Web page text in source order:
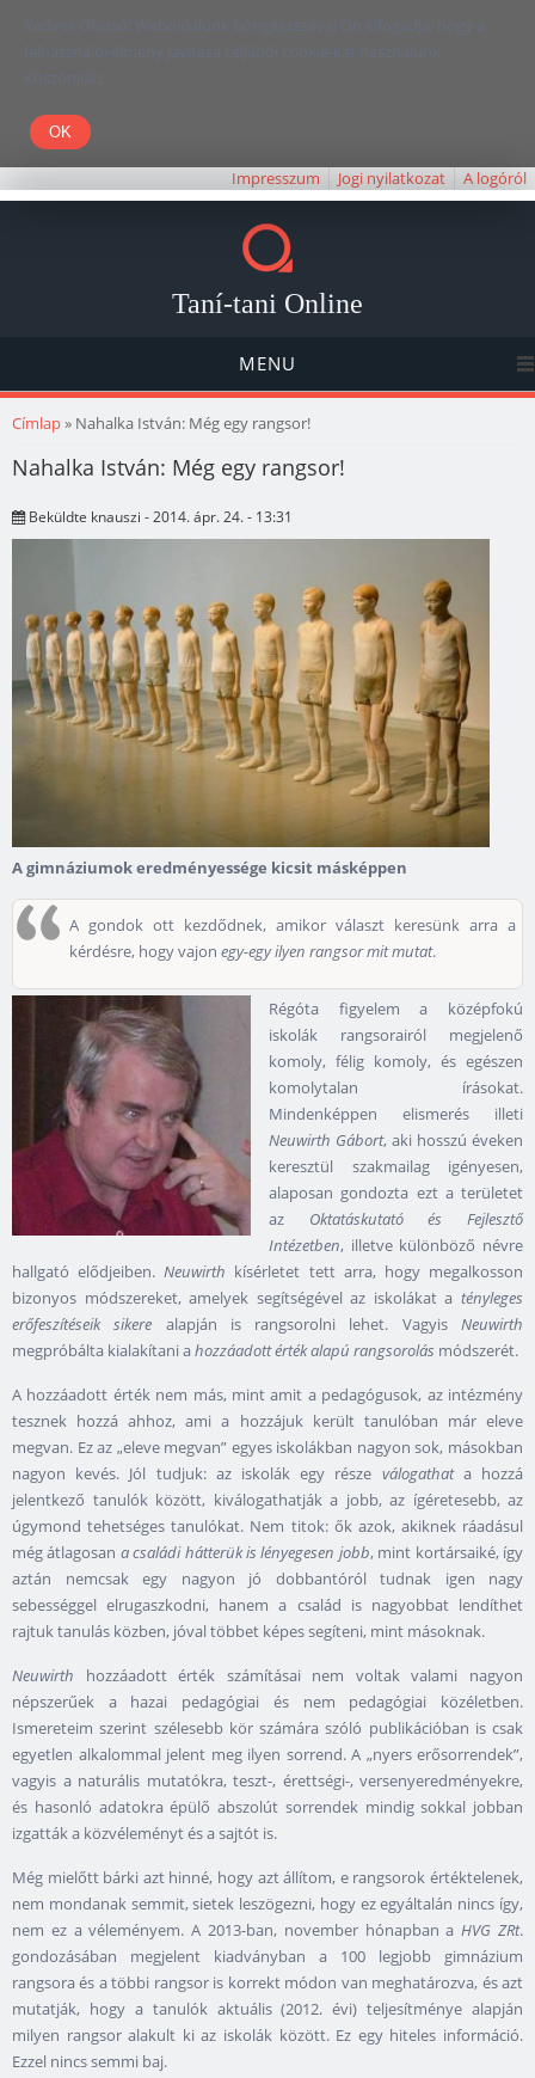
Kedves Olvasó! Weboldalunk böngészésével Ön elfogadja, hogy a
felhasználói élmény javítása céljából cookie-kat használunk.
Köszönjük!
Impresszum Jogi nyilatkozat A logóról
Taní-tani Online
MENU
Jelenlegi hely
Címlap» Nahalka István: Még egy rangsor!
Nahalka István: Még egy rangsor!
Beküldte knauszi - 2014. ápr. 24. - 13:31
A gimnáziumok eredményessége kicsit másképpen
A gondok ott kezdődnek, amikor választ keresünk arra a
kérdésre, hogy vajon egy-egy ilyen rangsor mit mutat.
Régóta figyelem a középfokú
iskolák rangsorairól megjelenő
komoly, félig komoly, és egészen
komolytalan írásokat.
Mindenképpen elismerés illeti
Neuwirth Gábort, aki hosszú éveken
keresztül szakmailag igényesen,
alaposan gondozta ezt a területet
az Oktatáskutató és Fejlesztő
Intézetben, illetve különböző névre
hallgató elődjeiben.Neuwirth kísérletet tett arra, hogy megalkosson
bizonyos módszereket, amelyek segítségével az iskolákat a tényleges
erőfeszítéseik sikere alapján is rangsorolni lehet. VagyisNeuwirth
megpróbálta kialakítani ahozzáadott érték alapú rangsorolás módszerét.
A hozzáadott érték nem más, mint amit a pedagógusok, az intézmény
tesznek hozzá ahhoz, ami a hozzájuk került tanulóban már eleve
megvan. Ez az „eleve megvan” egyes iskolákban nagyon sok, másokban
nagyon kevés. Jól tudjuk: az iskolák egy része válogathata hozzá
jelentkező tanulók között, kiválogathatják a jobb, az ígéretesebb, az
úgymond tehetséges tanulókat. Nem titok: ők azok, akiknek ráadásul
még átlagosan a családi hátterük is lényegesen jobb, mint kortársaiké, így
aztán nemcsak egy nagyon jó dobbantóról tudnak igen nagy
sebességgel elrugaszkodni, hanem a család is nagyobbat lendíthet
rajtuk tanulás közben, jóval többet képes segíteni, mint másoknak.
Neuwirth hozzáadott érték számításai nem voltak valami nagyon
népszerűek a hazai pedagógiai és nem pedagógiai közéletben.
Ismereteim szerint szélesebb kör számára szóló publikációban is csak
egyetlen alkalommal jelent meg ilyen sorrend. A „nyers erősorrendek”,
vagyis a naturális mutatókra, teszt-, érettségi-, versenyeredményekre,
és hasonló adatokra épülő abszolút sorrendek mindig sokkal jobban
izgatták a közvéleményt és a sajtót is.
Még mielőtt bárki azt hinné, hogy azt állítom, e rangsorok értéktelenek,
nem mondanak semmit, sietek leszögezni, hogy ez egyáltalán nincs így,
nem ez a véleményem. A 2013-ban, november hónapban aHVG ZRt.
gondozásában megjelent kiadványban a 100 legjobb gimnázium
rangsora és a többi rangsor is korrekt módon van meghatározva, és azt
mutatják, hogy a tanulók aktuális (2012. évi) teljesítménye alapján
milyen rangsor alakult ki az iskolák között. Ez egy hiteles információ.
Ezzel nincs semmi baj.